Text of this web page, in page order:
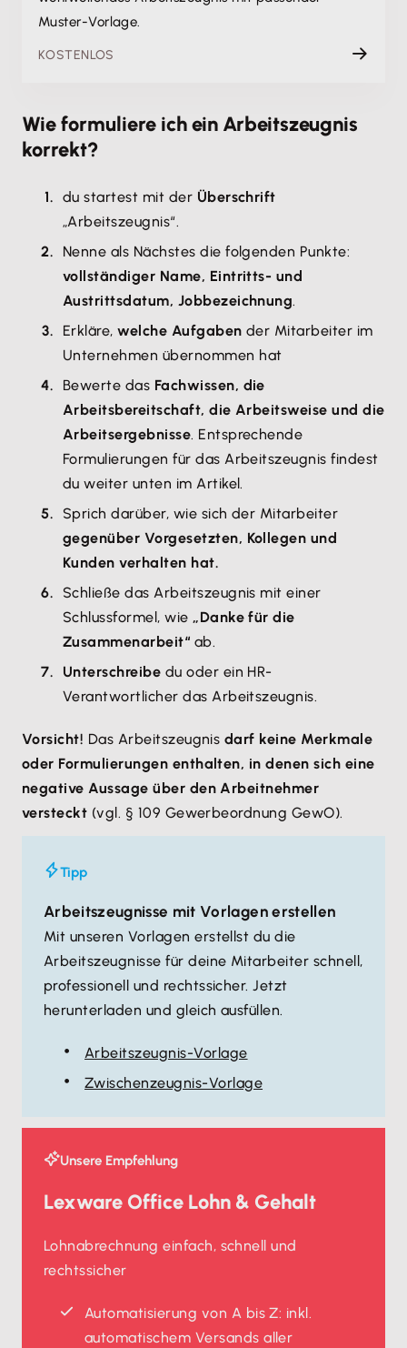
Muster-Vorlage.
KOSTENLOS
Wie formuliere ich ein Arbeitszeugnis
korrekt?
du startest mit der Überschrift
„Arbeitszeugnis“.
Nenne als Nächstes die folgenden Punkte:
vollständiger Name, Eintritts- und
Austrittsdatum, Jobbezeichnung.
Erkläre,welche Aufgaben der Mitarbeiter im
Unternehmen übernommen hat
Bewerte das Fachwissen, die
Arbeitsbereitschaft, die Arbeitsweise und die
Arbeitsergebnisse. Entsprechende
Formulierungen für das Arbeitszeugnis findest
du weiter unten im Artikel.
Sprich darüber, wie sich der Mitarbeiter
gegenüber Vorgesetzten, Kollegen und
Kunden verhalten hat.
Schließe das Arbeitszeugnis mit einer
Schlussformel, wie„Danke für die
Zusammenarbeit“ ab.
Unterschreibe du oder ein HR-
Verantwortlicher das Arbeitszeugnis.
Vorsicht! Das Arbeitszeugnis darf keine Merkmale
oder Formulierungen enthalten, in denen sich eine
negative Aussage über den Arbeitnehmer
versteckt (vgl. § 109 Gewerbeordnung GewO).
Tipp
Arbeitszeugnisse mit Vorlagen erstellen
Mit unseren Vorlagen erstellst du die
Arbeitszeugnisse für deine Mitarbeiter schnell,
professionell und rechtssicher. Jetzt
herunterladen und gleich ausfüllen.
Arbeitszeugnis-Vorlage
Zwischenzeugnis-Vorlage
Unsere Empfehlung
Lexware Office Lohn & Gehalt
Lohnabrechnung einfach, schnell und
rechtssicher
Automatisierung von A bis Z: inkl.
automatischem Versands aller